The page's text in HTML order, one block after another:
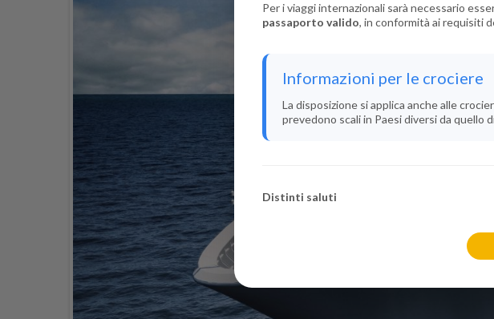
Per i viaggi internazionali sarà necessario
passaporto valido, in conformità ai requisiti
Informazioni per le crociere
La disposizione si applica anche alle
prevedono scali in Paesi diversi da quello
Distinti saluti